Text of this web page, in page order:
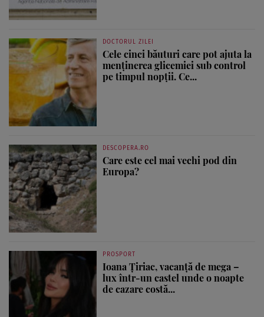
DOCTORUL ZILEI
Cele cinci băuturi care pot ajuta la
menținerea glicemiei sub control
pe timpul nopții. Ce...
DESCOPERA.RO
Care este cel mai vechi pod din
Europa?
PROSPORT
Ioana Țiriac, vacanță de mega –
lux într-un castel unde o noapte
de cazare costă...